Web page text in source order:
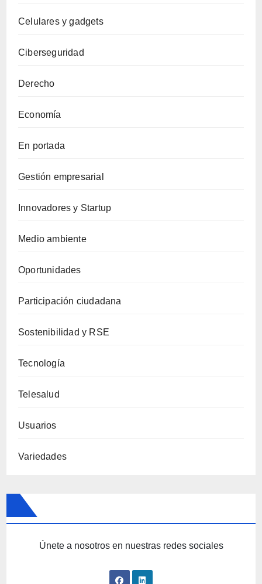
Celulares y gadgets
Ciberseguridad
Derecho
Economía
En portada
Gestión empresarial
Innovadores y Startup
Medio ambiente
Oportunidades
Participación ciudadana
Sostenibilidad y RSE
Tecnología
Telesalud
Usuarios
Variedades
Únete a nosotros en nuestras redes sociales